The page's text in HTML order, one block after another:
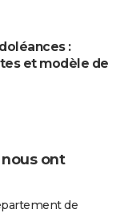
:
et modèle de
ont
de